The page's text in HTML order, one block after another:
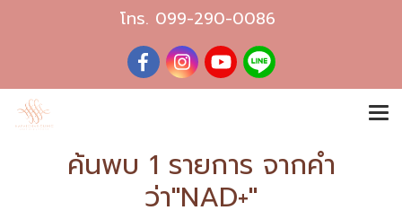
โทร. 099-290-0086
ค้นพบ 1 รายการ จากคำ
ว่า"NAD+"